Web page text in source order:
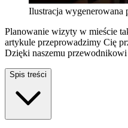
Ilustracja wygenerowana
Planowanie wizyty w mieście
artykule przeprowadzimy Cię
Dzięki naszemu
Spis treści